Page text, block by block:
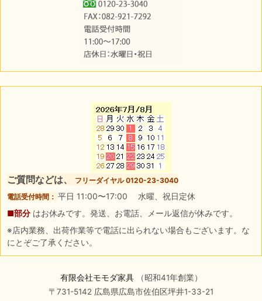
ご質問などは、
フリーダイヤル 0120-23-3040
電話受付時間： 平日 11:00〜17:00 水曜、祝日定休
■部分 はお休みです。発送、お電話、メール返信が休みです。
※店内業務、出荷作業等で電話に出られない場合もございます。な
にとぞご了承ください。
有限会社モモダ家具（昭和41年創業）
〒731-5142 広島県広島市佐伯区坪井1-33-21